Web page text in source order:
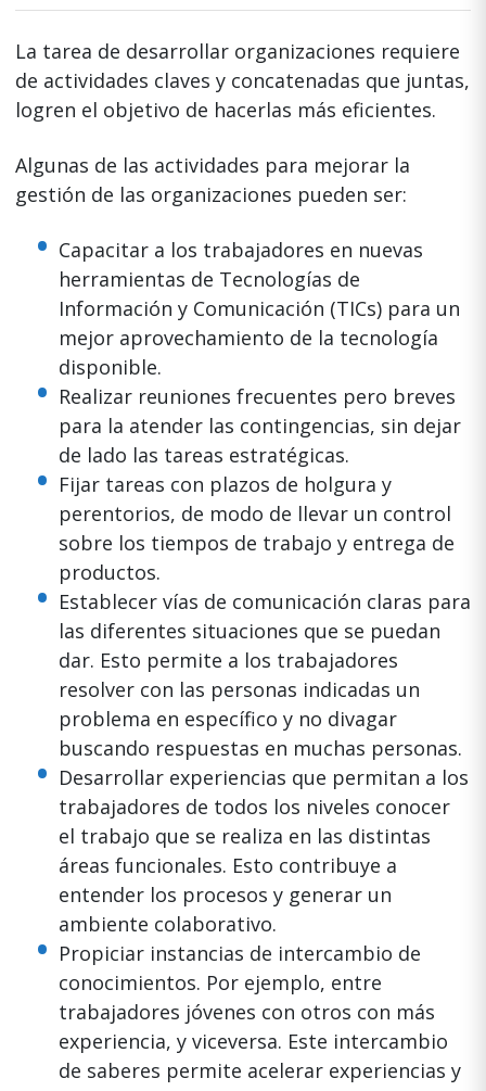
La tarea de desarrollar organizaciones requiere
de actividades claves y concatenadas que juntas,
logren el objetivo de hacerlas más eficientes.
Algunas de las actividades para mejorar la
gestión de las organizaciones pueden ser:
Capacitar a los trabajadores en nuevas
herramientas de Tecnologías de
Información y Comunicación (TICs) para un
mejor aprovechamiento de la tecnología
disponible.
Realizar reuniones frecuentes pero breves
para la atender las contingencias, sin dejar
de lado las tareas estratégicas.
Fijar tareas con plazos de holgura y
perentorios, de modo de llevar un control
sobre los tiempos de trabajo y entrega de
productos.
Establecer vías de comunicación claras para
las diferentes situaciones que se puedan
dar. Esto permite a los trabajadores
resolver con las personas indicadas un
problema en específico y no divagar
buscando respuestas en muchas personas.
Desarrollar experiencias que permitan a los
trabajadores de todos los niveles conocer
el trabajo que se realiza en las distintas
áreas funcionales. Esto contribuye a
entender los procesos y generar un
ambiente colaborativo.
Propiciar instancias de intercambio de
conocimientos. Por ejemplo, entre
trabajadores jóvenes con otros con más
experiencia, y viceversa. Este intercambio
de saberes permite acelerar experiencias y